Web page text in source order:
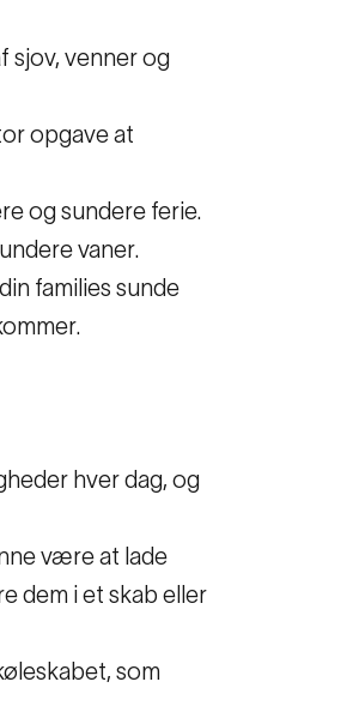
sjov, venner og
opgave at
og sundere ferie.
vaner.
families sunde
hver dag, og
være at lade
dem i et skab eller
som